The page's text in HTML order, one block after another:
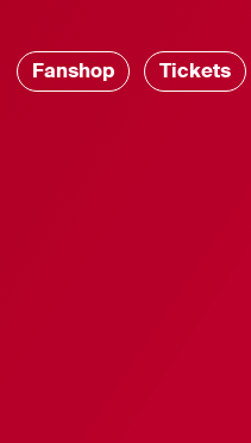
Fanshop Tickets